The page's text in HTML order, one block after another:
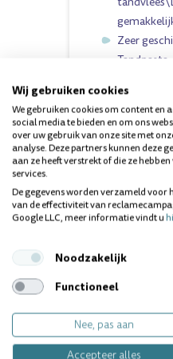
Zeer
Tandpasta
Voorzien
2x daags
Dit product
Vragen
Wij gebruiken cookies
We gebruiken cookies om content en
social media te bieden en om ons
over uw gebruik van onze site met
analyse. Deze partners kunnen deze
aan ze heeft verstrekt of die ze
services.
De gegevens worden verzameld voor
van de effectiviteit van
Google LLC, meer informatie vindt u
Noodzakelijk
Functioneel
Nee, pas aan
Accepteer alles